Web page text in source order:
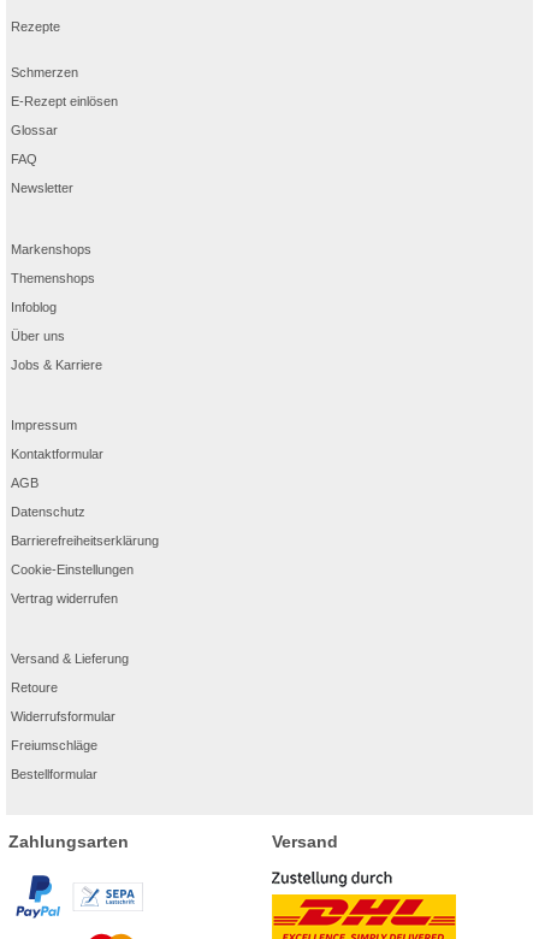
Rezepte
Schmerzen
E-Rezept einlösen
Glossar
FAQ
Newsletter
Markenshops
Themenshops
Infoblog
Über uns
Jobs & Karriere
Impressum
Kontaktformular
AGB
Datenschutz
Barrierefreiheitserklärung
Cookie-Einstellungen
Vertrag widerrufen
Versand & Lieferung
Retoure
Widerrufsformular
Freiumschläge
Bestellformular
Zahlungsarten Versand